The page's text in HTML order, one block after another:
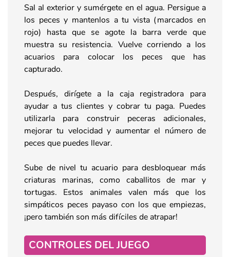
Sal al exterior y sumérgete en el agua. Persigue a
los peces y mantenlos a tu vista (marcados en
rojo) hasta que se agote la barra verde que
muestra su resistencia. Vuelve corriendo a los
acuarios para colocar los peces que has
capturado.
Después, dirígete a la caja registradora para
ayudar a tus clientes y cobrar tu paga. Puedes
utilizarla para construir peceras adicionales,
mejorar tu velocidad y aumentar el número de
peces que puedes llevar.
Sube de nivel tu acuario para desbloquear más
criaturas marinas, como caballitos de mar y
tortugas. Estos animales valen más que los
simpáticos peces payaso con los que empiezas,
¡pero también son más difíciles de atrapar!
CONTROLES DEL JUEGO